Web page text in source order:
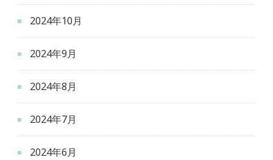
2024年10月
2024年9月
2024年8月
2024年7月
2024年6月